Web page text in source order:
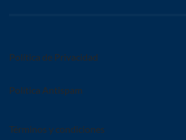
Política de Privacidad
Política Antispam
Términos y condiciones